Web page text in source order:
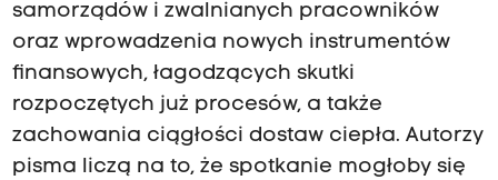
samorządów i zwalnianych pracowników
oraz wprowadzenia nowych instrumentów
finansowych, łagodzących skutki
rozpoczętych już procesów, a także
zachowania ciągłości dostaw ciepła. Autorzy
pisma liczą na to, że spotkanie mogłoby się